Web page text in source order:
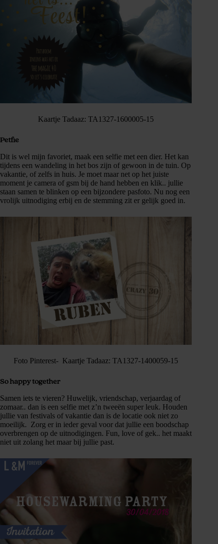
Kaartje Tadaaz: TA1327-1600005-15
Petfie
Dit is wel mijn favoriet, maak een selfie met een dier. Het kan
tijdens een wandeling in het bos zijn of gewoon in de tuin. Op
vakantie, of zelfs in huis. Je moet maar net op het juiste
moment je camera of gsm bij de hand hebben en klik.. jullie
staan samen te blinken op een bijzondere pasfoto. Nu nog een
vrolijk uitnodiging erbij en de stemming zit er gelijk goed in.
Foto Pinterest- Kaartje Tadaaz: TA1327-1400059-15
So happy together
Samen iets te vieren? Huwelijk, vriendschap, verjaardag of
zomaar.. dan is een selfie met z’n tweeën super leuk. Houden
jullie van festivals of vakantie dan is de locatie ook niet zo
moeilijk. Zorg er in ieder geval voor dat jullie een boodschap
overbrengen op de uitnodigingen. Fun, love of gek.. het maakt
niet uit zolang het maar bij jullie past.